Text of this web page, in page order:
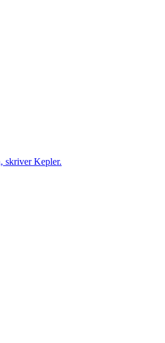
skriver Kepler.